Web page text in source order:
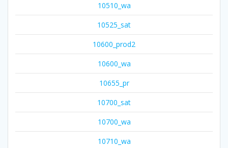
10510_wa
10525_sat
10600_prod2
10600_wa
10655_pr
10700_sat
10700_wa
10710_wa